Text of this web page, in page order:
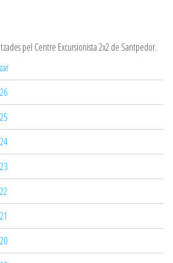
pel Centre Excursionista 2x2 de Santpedor.